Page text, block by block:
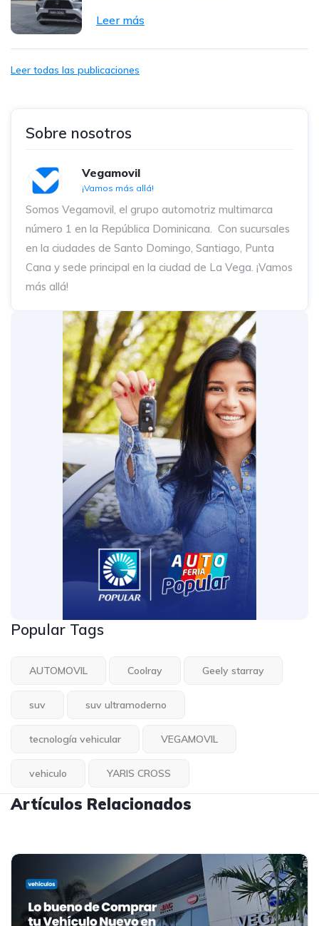
Leer más
Leer todas las publicaciones
Sobre nosotros
Vegamovil
¡Vamos más allá!
Somos Vegamovil, el grupo automotriz multimarca
número 1 en la República Dominicana⁣. ⁣ Con sucursales
en la ciudades de Santo Domingo, Santiago, Punta
Cana y sede principal en la ciudad de La Vega. ¡Vamos
más allá!
Popular Tags
AUTOMOVIL Coolray Geely starray
suv suv ultramoderno
tecnología vehicular VEGAMOVIL
vehiculo YARIS CROSS
Artículos Relacionados